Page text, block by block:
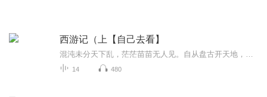
西游记（上【自己去看】
14 480